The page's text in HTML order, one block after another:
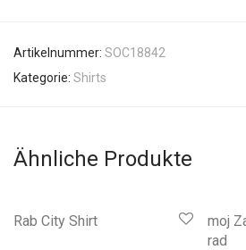
Artikelnummer: SOC18842
Kategorie: Shirts
Ähnliche Produkte
Rab City Shirt
moj
rad